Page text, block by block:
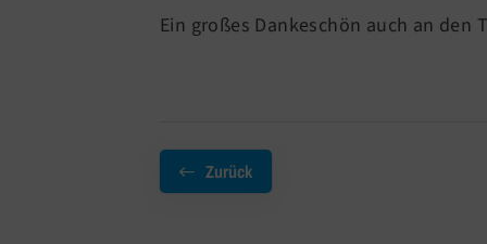
Ein großes Dankeschön auch an den
Zurück